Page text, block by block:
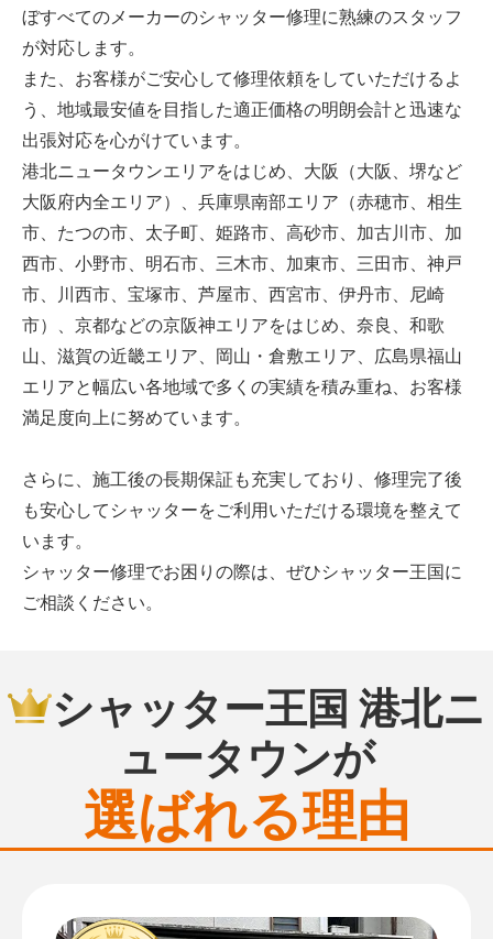
ぼすべてのメーカーのシャッター修理に熟練のスタッフ
が対応します。
また、お客様がご安心して修理依頼をしていただけるよ
う、地域最安値を目指した適正価格の明朗会計と迅速な
出張対応を心がけています。
港北ニュータウンエリアをはじめ、大阪（大阪、堺など
大阪府内全エリア）、兵庫県南部エリア（赤穂市、相生
市、たつの市、太子町、姫路市、高砂市、加古川市、加
西市、小野市、明石市、三木市、加東市、三田市、神戸
市、川西市、宝塚市、芦屋市、西宮市、伊丹市、尼崎
市）、京都などの京阪神エリアをはじめ、奈良、和歌
山、滋賀の近畿エリア、岡山・倉敷エリア、広島県福山
エリアと幅広い各地域で多くの実績を積み重ね、お客様
満足度向上に努めています。
さらに、施工後の長期保証も充実しており、修理完了後
も安心してシャッターをご利用いただける環境を整えて
います。
シャッター修理でお困りの際は、ぜひシャッター王国に
ご相談ください。
シャッター王国 港北ニ
ュータウンが
選ばれる理由